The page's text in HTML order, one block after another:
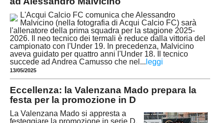
L'Acqui Calcio FC comunica che Alessandro
Malvicino (nella fotografia di Acqui Calcio FC) sarà
l'allenatore della prima squadra per la stagione 2025-
2026. Il neo tecnico dei termali è reduce dalla vittoria del
campionato con l'Under 19. In precedenza, Malvicino
aveva guidato per quattro anni l'Under 18. Il tecnico
succede ad Andrea Camusso che nel ... leggi
13/05/2025
Eccellenza: la Valenzana Mado prepara la
festa per la promozione in D
La Valenzana Mado si appresta a
festeggiare la promozione in serie D.